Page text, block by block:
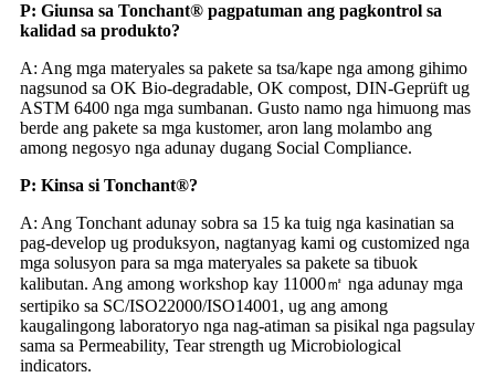
P: Giunsa sa Tonchant® pagpatuman ang pagkontrol sa
kalidad sa produkto?
A: Ang mga materyales sa pakete sa tsa/kape nga among gihimo
nagsunod sa OK Bio-degradable, OK compost, DIN-Geprüft ug
ASTM 6400 nga mga sumbanan. Gusto namo nga himuong mas
berde ang pakete sa mga kustomer, aron lang molambo ang
among negosyo nga adunay dugang Social Compliance.
P: Kinsa si Tonchant®?
A: Ang Tonchant adunay sobra sa 15 ka tuig nga kasinatian sa
pag-develop ug produksyon, nagtanyag kami og customized nga
mga solusyon para sa mga materyales sa pakete sa tibuok
kalibutan. Ang among workshop kay 11000㎡ nga adunay mga
sertipiko sa SC/ISO22000/ISO14001, ug ang among
kaugalingong laboratoryo nga nag-atiman sa pisikal nga pagsulay
sama sa Permeability, Tear strength ug Microbiological
indicators.